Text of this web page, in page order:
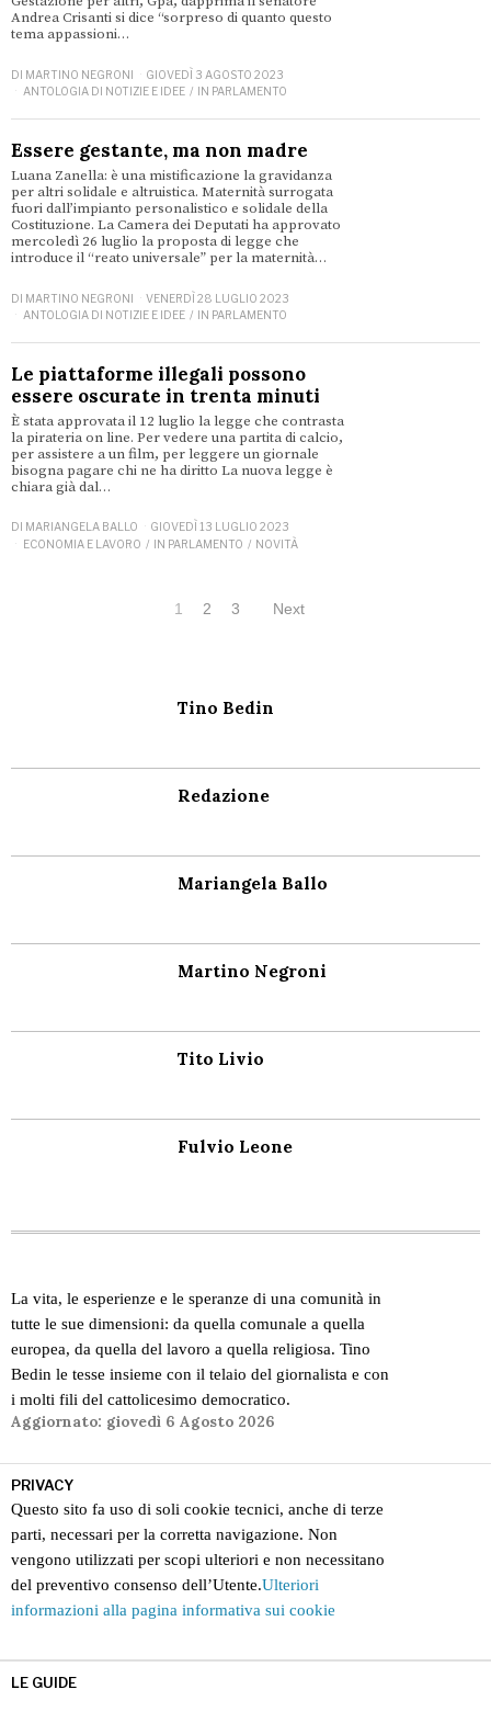
Andrea Crisanti si dice “sorpreso di quanto questo
tema appassioni…
DI MARTINO NEGRONI
GIOVEDÌ 3 AGOSTO 2023
ANTOLOGIA DI NOTIZIE E IDEE / IN PARLAMENTO
Essere gestante, ma non madre
Luana Zanella: è una mistificazione la gravidanza
per altri solidale e altruistica. Maternità surrogata
fuori dall’impianto personalistico e solidale della
Costituzione. La Camera dei Deputati ha approvato
mercoledì 26 luglio la proposta di legge che
introduce il “reato universale” per la maternità…
DI MARTINO NEGRONI
VENERDÌ 28 LUGLIO 2023
ANTOLOGIA DI NOTIZIE E IDEE / IN PARLAMENTO
Le piattaforme illegali possono
essere oscurate in trenta minuti
È stata approvata il 12 luglio la legge che contrasta
la pirateria on line. Per vedere una partita di calcio,
per assistere a un film, per leggere un giornale
bisogna pagare chi ne ha diritto La nuova legge è
chiara già dal…
DI MARIANGELA BALLO
GIOVEDÌ 13 LUGLIO 2023
ECONOMIA E LAVORO / IN PARLAMENTO / NOVITÀ
1 2 3 Next
Tino Bedin
Redazione
Mariangela Ballo
Martino Negroni
Tito Livio
Fulvio Leone
La vita, le esperienze e le speranze di una comunità in
tutte le sue dimensioni: da quella comunale a quella
europea, da quella del lavoro a quella religiosa. Tino
Bedin le tesse insieme con il telaio del giornalista e con
i molti fili del cattolicesimo democratico.
Aggiornato: giovedì 6 Agosto 2026
PRIVACY
Questo sito fa uso di soli cookie tecnici, anche di terze
parti, necessari per la corretta navigazione. Non
vengono utilizzati per scopi ulteriori e non necessitano
del preventivo consenso dell’Utente.Ulteriori
informazioni alla pagina informativa sui cookie
LE GUIDE